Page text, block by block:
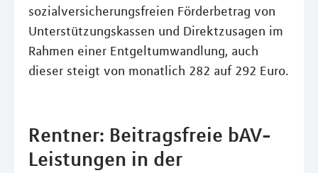
sozialversicherungsfreien Förderbetrag von
Unterstützungskassen und Direktzusagen im
Rahmen einer Entgeltumwandlung, auch
dieser steigt von monatlich 282 auf 292 Euro.
Rentner: Beitragsfreie bAV-
Leistungen in der